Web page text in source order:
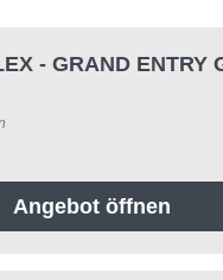
- GRAND ENTRY
Angebot öffnen